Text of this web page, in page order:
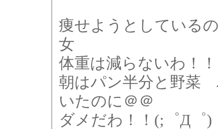
痩せようとしている
女
体重は減らないわ！！
朝はパン半分と野菜
いたのに＠＠
ダメだわ！！(;゜Д゜)